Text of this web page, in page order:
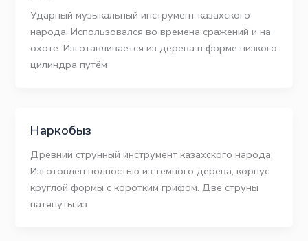
Ударный музыкальный инструмент казахского
народа. Использовался во времена сражений и на
охоте. Изготавливается из дерева в форме низкого
цилиндра путём
Наркобыз
Древний струнный инструмент казахского народа.
Изготовлен полностью из тёмного дерева, корпус
круглой формы с коротким грифом. Две струны
натянуты из